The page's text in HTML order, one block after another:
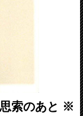
索のあと ※